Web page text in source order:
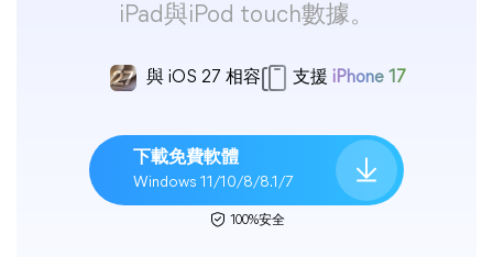
iPad與iPod touch數據。
與 iOS 27 相容 支援 iPhone 17
下載免費軟體
Windows 11/10/8/8.1/7
100%安全